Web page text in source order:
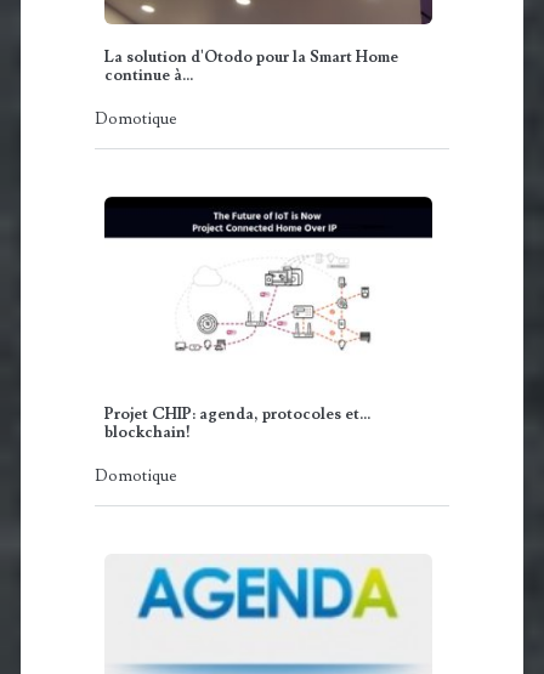
La solution d'Otodo pour la Smart Home
continue à…
Domotique
Projet CHIP: agenda, protocoles et...
blockchain!
Domotique